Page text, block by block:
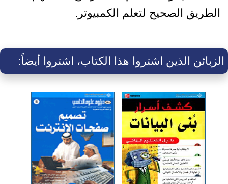
الطريق الصحيح لتعلم الكمبيوتر.
الزبائن الذين اشتروا هذا الكتاب، اشتروا أيضاً: